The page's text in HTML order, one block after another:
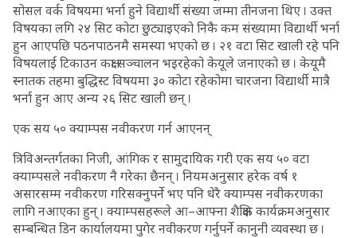
सोसल वर्क विषयमा भर्ना हुने विद्यार्थी संख्या जम्मा तीनजना थिए । उक्त
विषयका लगि २४ सिट कोटा छुट्याइएको निकै कम संख्यामा विद्यार्थी भर्ना
हुन आएपछि पठनपाठनमै समस्या भएको छ । २१ वटा सिट खाली रहे पनि
विषयलाई टिकाउन कक्षा सञ्चालन भइरहेको केयूले जनाएको छ । केयूमै
स्नातक तहमा बुद्धिस्ट विषयमा ३० कोटा रहेकोमा चारजना विद्यार्थी मात्रै
भर्ना हुन आए अन्य २६ सिट खाली छन् ।
एक सय ५० क्याम्पस नवीकरण गर्न आएनन्
त्रिविअन्तर्गतका निजी, आंगिक र सामुदायिक गरी एक सय ५० वटा
क्याम्पसले नवीकरण नै गरेका छैनन् । नियमअनुसार हरेक वर्ष १
असारसम्म नवीकरण गरिसक्नुपर्ने भए पनि धेरै क्याम्पस नवीकरणका
लागि नआएका हुन् । क्याम्पसहरूले आ–आफ्ना शैक्षिक कार्यक्रमअनुसार
सम्बन्धित डिन कार्यालयमा पुगेर नवीकरण गर्नुपर्ने कानुनी व्यवस्था छ ।